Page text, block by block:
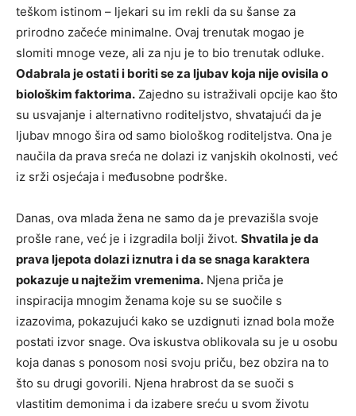
teškom istinom – ljekari su im rekli da su šanse za
prirodno začeće minimalne. Ovaj trenutak mogao je
slomiti mnoge veze, ali za nju je to bio trenutak odluke.
Odabrala je ostati i boriti se za ljubav koja nije ovisila o
biološkim faktorima. Zajedno su istraživali opcije kao što
su usvajanje i alternativno roditeljstvo, shvatajući da je
ljubav mnogo šira od samo biološkog roditeljstva. Ona je
naučila da prava sreća ne dolazi iz vanjskih okolnosti, već
iz srži osjećaja i međusobne podrške.
Danas, ova mlada žena ne samo da je prevazišla svoje
prošle rane, već je i izgradila bolji život. Shvatila je da
prava ljepota dolazi iznutra i da se snaga karaktera
pokazuje u najtežim vremenima. Njena priča je
inspiracija mnogim ženama koje su se suočile s
izazovima, pokazujući kako se uzdignuti iznad bola može
postati izvor snage. Ova iskustva oblikovala su je u osobu
koja danas s ponosom nosi svoju priču, bez obzira na to
što su drugi govorili. Njena hrabrost da se suoči s
vlastitim demonima i da izabere sreću u svom životu